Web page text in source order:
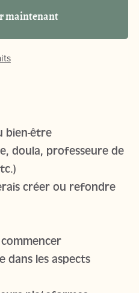
maintenant
bien-être
doula, professeure de
créer ou refondre
dans les aspects